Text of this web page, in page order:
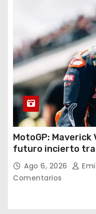
MotoGP:
futuro incierto
decepcionantes
Ago 6, 2026
Comentarios